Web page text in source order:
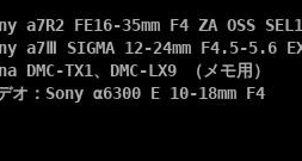
a7R2 FE16-35mm F4 ZA OSS
12-24mm F4.5-5.6 EX
、DMC-LX9 （メモ用）
α6300 E 10-18mm F4